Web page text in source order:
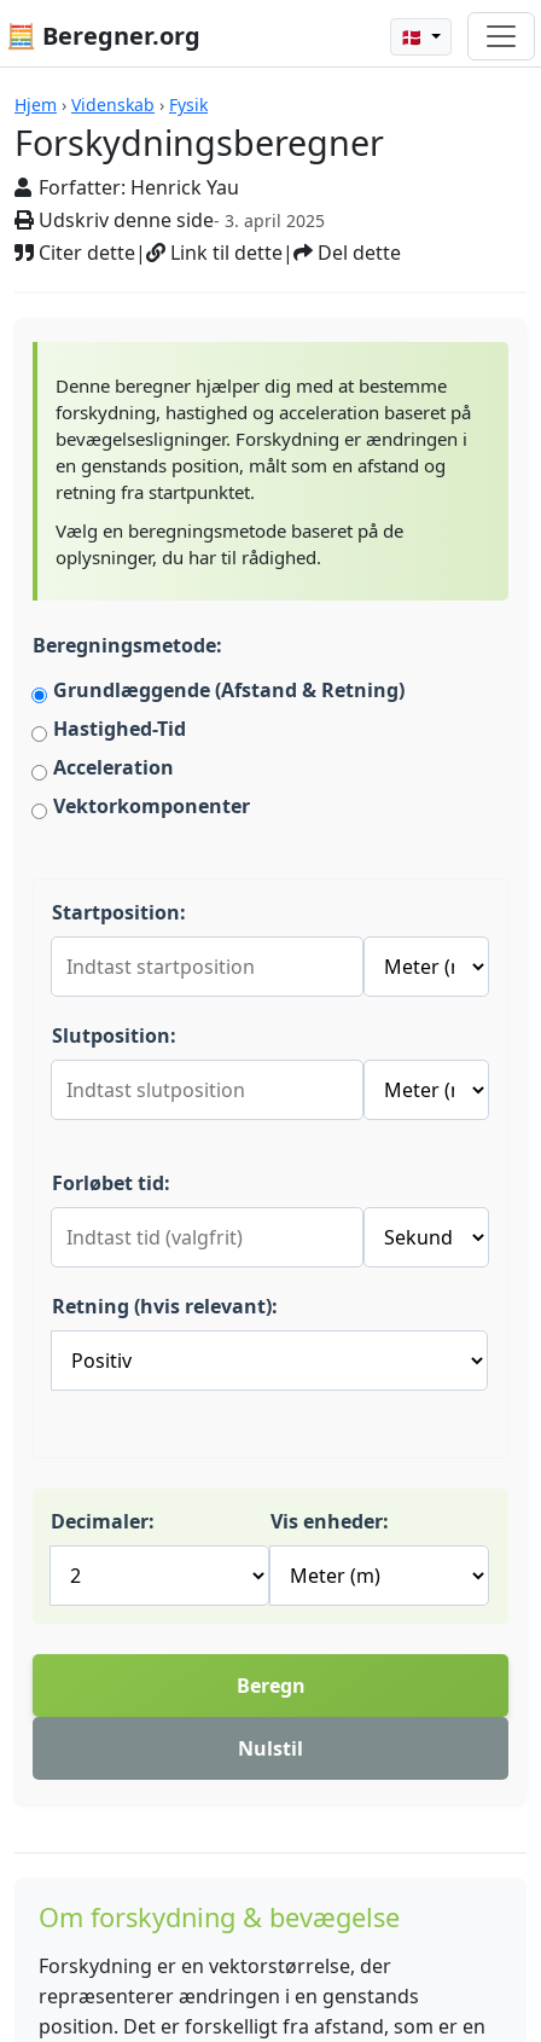
🧮 Beregner.org 🇩🇰
Hjem › Videnskab › Fysik
Forskydningsberegner
Forfatter: Henrick Yau
Udskriv denne side- 3. april 2025
Citer dette| Link til dette| Del dette
Forskydningsberegner
Denne beregner hjælper dig med at bestemme
forskydning, hastighed og acceleration baseret på
bevægelsesligninger. Forskydning er ændringen i
en genstands position, målt som en afstand og
retning fra startpunktet.
Vælg en beregningsmetode baseret på de
oplysninger, du har til rådighed.
Beregningsmetode:
Grundlæggende (Afstand & Retning)
Hastighed-Tid
Acceleration
Vektorkomponenter
Startposition:
Slutposition:
Forløbet tid:
Retning (hvis relevant):
Decimaler: Vis enheder:
Beregn
Nulstil
Om forskydning & bevægelse
Forskydning er en vektorstørrelse, der
repræsenterer ændringen i en genstands
position. Det er forskelligt fra afstand, som er en